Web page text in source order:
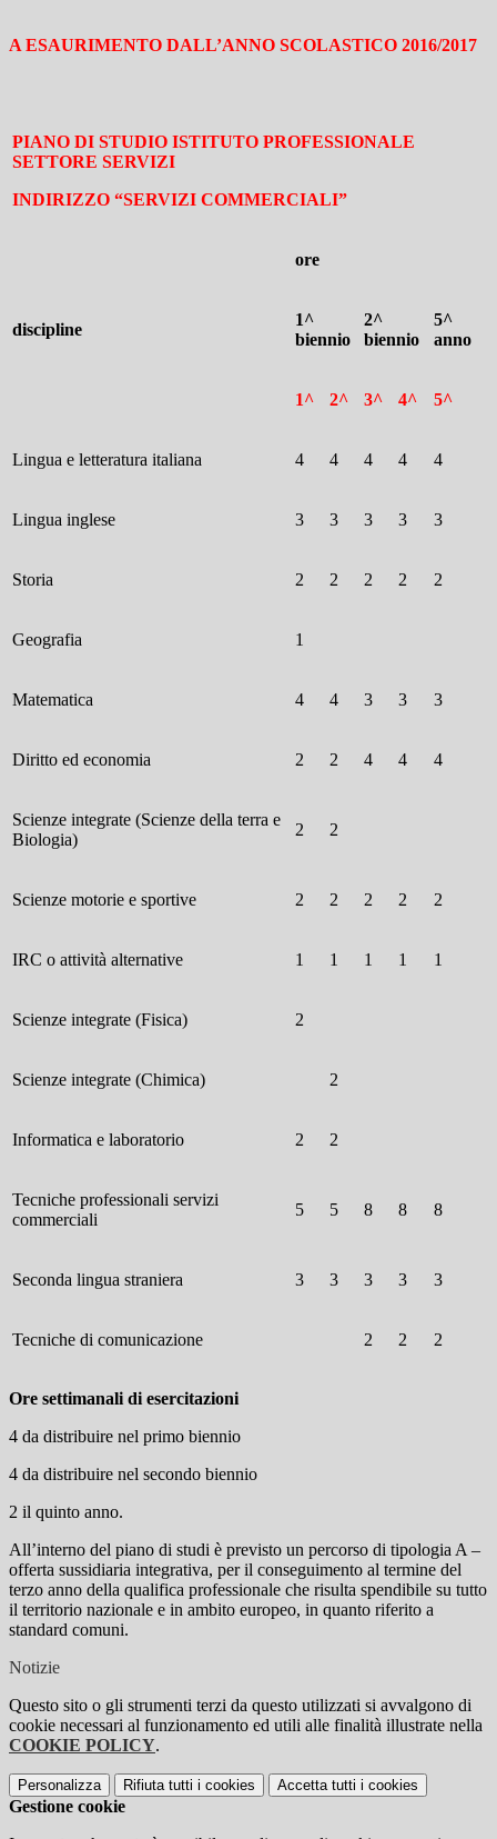
A ESAURIMENTO DALL’ANNO SCOLASTICO 2016/2017
PIANO DI STUDIO ISTITUTO PROFESSIONALE
SETTORE SERVIZI
INDIRIZZO “SERVIZI COMMERCIALI”
discipline
ore
1^
biennio
2^
biennio
5^
anno
1^ 2^ 3^ 4^ 5^
Lingua e letteratura italiana 4 4 4 4 4
Lingua inglese 3 3 3 3 3
Storia 2 2 2 2 2
Geografia 1
Matematica 4 4 3 3 3
Diritto ed economia 2 2 4 4 4
Scienze integrate (Scienze della terra e
Biologia)
2 2
Scienze motorie e sportive 2 2 2 2 2
IRC o attività alternative 1 1 1 1 1
Scienze integrate (Fisica) 2
Scienze integrate (Chimica) 2
Informatica e laboratorio 2 2
Tecniche professionali servizi
commerciali
5 5 8 8 8
Seconda lingua straniera 3 3 3 3 3
Tecniche di comunicazione 2 2 2
Ore settimanali di esercitazioni
4 da distribuire nel primo biennio
4 da distribuire nel secondo biennio
2 il quinto anno.
All’interno del piano di studi è previsto un percorso di tipologia A –
offerta sussidiaria integrativa, per il conseguimento al termine del
terzo anno della qualifica professionale che risulta spendibile su tutto
il territorio nazionale e in ambito europeo, in quanto riferito a
standard comuni.
Notizie
Questo sito o gli strumenti terzi da questo utilizzati si avvalgono di
cookie necessari al funzionamento ed utili alle finalità illustrate nella
COOKIE POLICY.
Personalizza Rifiuta tutti i cookies Accetta tutti i cookies
Gestione cookie